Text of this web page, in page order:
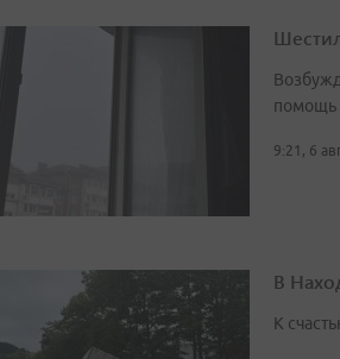
помощь
9:21, 6
В
К